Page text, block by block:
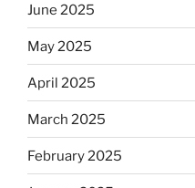
June 2025
May 2025
April 2025
March 2025
February 2025